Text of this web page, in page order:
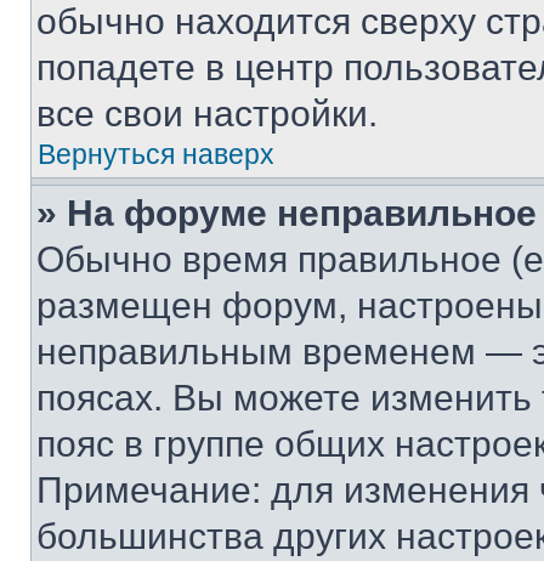
обычно находится сверху
попадете в центр
все свои настройки.
Вернуться наверх
» На форуме
Обычно время правильное
размещен форум, настроены
неправильным временем —
поясах. Вы можете изменить
пояс в группе общих
Примечание: для изменения
большинства других